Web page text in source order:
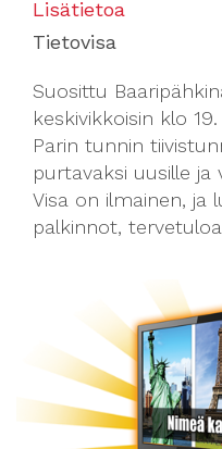
Lisätietoa
Tietovisa
Suosittu
keskivikkoisin klo 19.
Parin tunnin
purtavaksi uusille ja
Visa on ilmainen, ja
palkinnot,